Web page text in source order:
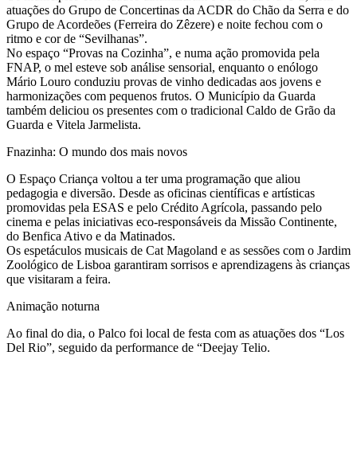
atuações do Grupo de Concertinas da ACDR do Chão da Serra e do
Grupo de Acordeões (Ferreira do Zêzere) e noite fechou com o
ritmo e cor de “Sevilhanas”.
No espaço “Provas na Cozinha”, e numa ação promovida pela
FNAP, o mel esteve sob análise sensorial, enquanto o enólogo
Mário Louro conduziu provas de vinho dedicadas aos jovens e
harmonizações com pequenos frutos. O Município da Guarda
também deliciou os presentes com o tradicional Caldo de Grão da
Guarda e Vitela Jarmelista.
Fnazinha: O mundo dos mais novos
O Espaço Criança voltou a ter uma programação que aliou
pedagogia e diversão. Desde as oficinas científicas e artísticas
promovidas pela ESAS e pelo Crédito Agrícola, passando pelo
cinema e pelas iniciativas eco-responsáveis da Missão Continente,
do Benfica Ativo e da Matinados.
Os espetáculos musicais de Cat Magoland e as sessões com o Jardim
Zoológico de Lisboa garantiram sorrisos e aprendizagens às crianças
que visitaram a feira.
Animação noturna
Ao final do dia, o Palco foi local de festa com as atuações dos “Los
Del Rio”, seguido da performance de “Deejay Telio.